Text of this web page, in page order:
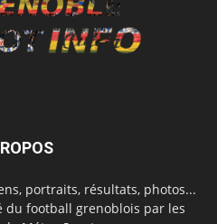
portraits, résultats, photos...
du football grenoblois par les